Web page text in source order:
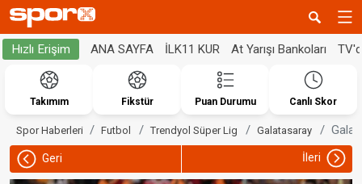
Hızlı Erişim ANA SAYFA İLK11 KUR At Yarışı Bankoları
Takımım Fikstür Puan Durumu Canlı Skor
Spor Haberleri Futbol Trendyol Süper Lig Galatasaray
Geri İleri